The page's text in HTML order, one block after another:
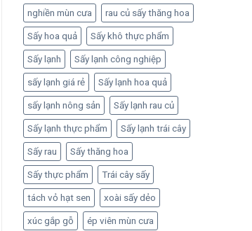
nghiền mùn cưa rau củ sấy thăng hoa
Sấy hoa quả Sấy khô thực phẩm
Sấy lạnh Sấy lạnh công nghiệp
sấy lạnh giá rẻ Sấy lạnh hoa quả
sấy lạnh nông sản Sấy lạnh rau củ
Sấy lạnh thực phẩm Sấy lạnh trái cây
Sấy rau Sấy thăng hoa
Sấy thực phẩm Trái cây sấy
tách vỏ hạt sen xoài sấy dẻo
xúc gắp gỗ ép viên mùn cưa